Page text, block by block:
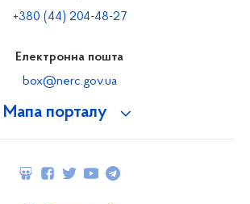
Мапа порталу
+380 (44) 204-48-27
Електронна пошта
box@nerc.gov.ua